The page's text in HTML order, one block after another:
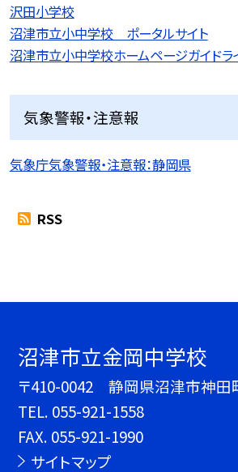
沢田小学校
沼津市立小中学校 ポータルサイト
沼津市立小中学校ホームページガイドラ
気象警報・注意報
気象庁気象警報・注意報：静岡県
RSS
沼津市立金岡中学校
〒410-0042 静岡県沼津市神田
TEL. 055-921-1558
FAX. 055-921-1990
サイトマップ